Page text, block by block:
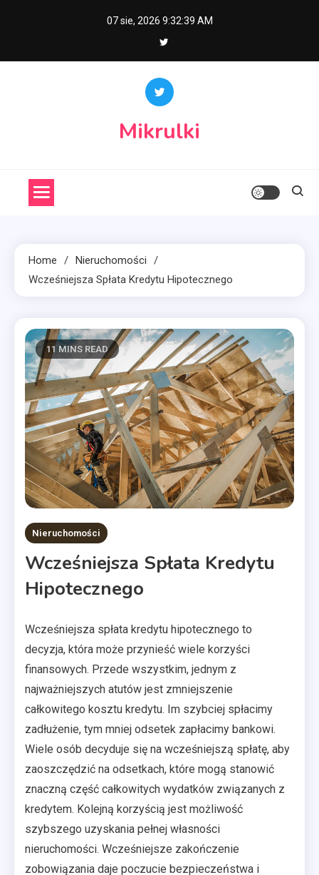
07 sie, 2026 9:32:40 AM
Mikrulki
Home
Nieruchomości
Wcześniejsza Spłata Kredytu Hipotecznego
11 MINS READ
Nieruchomości
Wcześniejsza Spłata Kredytu
Hipotecznego
Wcześniejsza spłata kredytu hipotecznego to
decyzja, która może przynieść wiele korzyści
finansowych. Przede wszystkim, jednym z
najważniejszych atutów jest zmniejszenie
całkowitego kosztu kredytu. Im szybciej spłacimy
zadłużenie, tym mniej odsetek zapłacimy bankowi.
Wiele osób decyduje się na wcześniejszą spłatę, aby
zaoszczędzić na odsetkach, które mogą stanowić
znaczną część całkowitych wydatków związanych z
kredytem. Kolejną korzyścią jest możliwość
szybszego uzyskania pełnej własności
nieruchomości. Wcześniejsze zakończenie
zobowiązania daje poczucie bezpieczeństwa i